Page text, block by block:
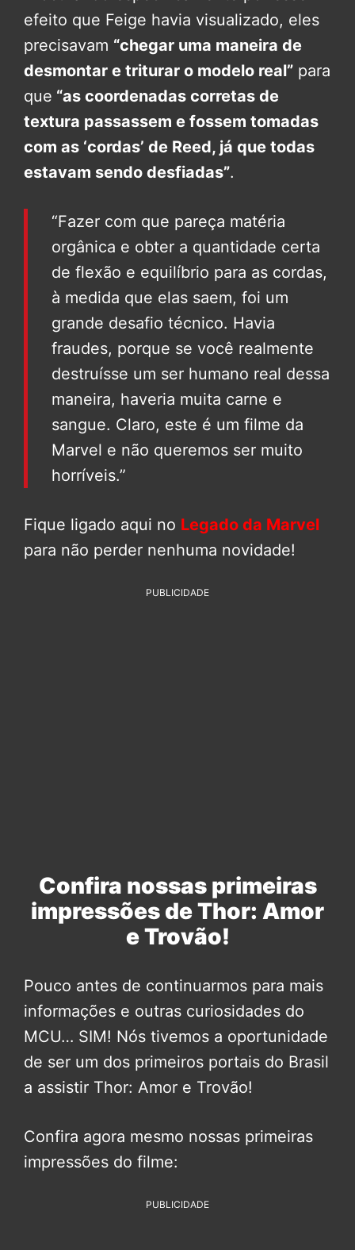
efeito que Feige havia visualizado, eles
precisavam “chegar uma maneira de
desmontar e triturar o modelo real” para
que “as coordenadas corretas de
textura passassem e fossem tomadas
com as ‘cordas’ de Reed, já que todas
estavam sendo desfiadas”.
“Fazer com que pareça matéria
orgânica e obter a quantidade certa
de flexão e equilíbrio para as cordas,
à medida que elas saem, foi um
grande desafio técnico. Havia
fraudes, porque se você realmente
destruísse um ser humano real dessa
maneira, haveria muita carne e
sangue. Claro, este é um filme da
Marvel e não queremos ser muito
horríveis.”
Fique ligado aqui no Legado da Marvel
para não perder nenhuma novidade!
PUBLICIDADE
Confira nossas primeiras
impressões de Thor: Amor
e Trovão!
Pouco antes de continuarmos para mais
informações e outras curiosidades do
MCU… SIM! Nós tivemos a oportunidade
de ser um dos primeiros portais do Brasil
a assistir Thor: Amor e Trovão!
Confira agora mesmo nossas primeiras
impressões do filme:
PUBLICIDADE